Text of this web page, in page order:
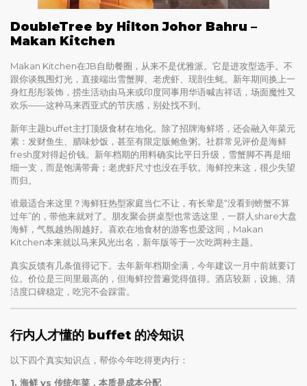
DoubleTree by Hilton Johor Bahru –
Makan Kitchen
Makan Kitchen在JB自助餐圈，从来不是优雅派。它是进攻型选手。不
跟你谈氛围灯光，直接端出雪蟹脚、老虎虾、现剖生蚝。新年期间换上一
身红彤彤装饰，捞生活动由马来或印度同事用华语喊吉祥话，场面魔性又
欢乐——这种马来西亚式的节庆感，别处找不到。
新年主题buffet主打顶级食材在地化。除了招牌海鲜塔，还会融入年菜元
素：发财鱼生、腊味炒饭，甚至有限定版鲍鱼粥。社群常见评价是海鲜
fresh度对得起价钱。新年档期的用料确实比平日升级，雪蟹脚不再是细
细一支，而是饱满带膏；老虎虾尺寸也没在手软。海鲜控来这，很少失望
而归。
谁最适合来这里？海鲜狂热型家庭当仁不让，有长辈是“没看到螃蟹不算
过年”的，带他来就对了。朋友聚会拼桌型也常选这里，一群人share大盘
海鲜，气氛越热闹越好。喜欢在地食材的游客也爱这间，Makan
Kitchen本来就以马来风光出名，新年版等于一次吃两种主题。
真实反馈有几条值得记下。去年新年档期全满，今年建议一月中前就要订
位。价位是三间里最高的，但海鲜控普遍觉得值得。酒店较新，设施、清
洁度口碑稳定，吃完不会踩雷。
行内人才懂的 buffet 的冷知识
以下四个真实知识点，帮你今年吃得更内行：
1. 海鲜 vs 传统年菜，本质是成本分配